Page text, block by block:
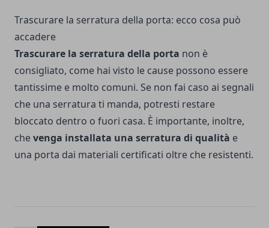
Trascurare la serratura della porta: ecco cosa può
accadere
Trascurare la serratura della porta non è
consigliato, come hai visto le cause possono essere
tantissime e molto comuni. Se non fai caso ai segnali
che una serratura ti manda, potresti restare
bloccato dentro o fuori casa. È importante, inoltre,
chevenga installata una serratura di qualità e
una porta dai materiali certificati oltre che resistenti.